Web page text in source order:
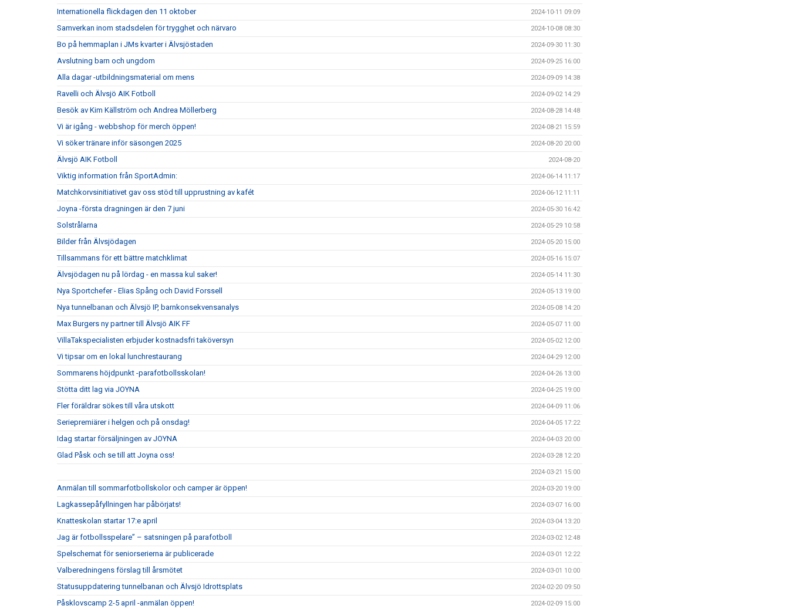
Internationella flickdagen den 11 oktober 2024-10-11 09:09
Samverkan inom stadsdelen för trygghet och närvaro 2024-10-08 08:30
Bo på hemmaplan i JMs kvarter i Älvsjöstaden 2024-09-30 11:30
Avslutning barn och ungdom 2024-09-25 16:00
Alla dagar -utbildningsmaterial om mens 2024-09-09 14:38
Ravelli och Älvsjö AIK Fotboll 2024-09-02 14:29
Besök av Kim Källström och Andrea Möllerberg 2024-08-28 14:48
Vi är igång - webbshop för merch öppen! 2024-08-21 15:59
Vi söker tränare inför säsongen 2025 2024-08-20 20:00
Älvsjö AIK Fotboll 2024-08-20
Viktig information från SportAdmin: 2024-06-14 11:17
Matchkorvsinitiativet gav oss stöd till upprustning av kafét 2024-06-12 11:11
Joyna -första dragningen är den 7 juni 2024-05-30 16:42
Solstrålarna 2024-05-29 10:58
Bilder från Älvsjödagen 2024-05-20 15:00
Tillsammans för ett bättre matchklimat 2024-05-16 15:07
Älvsjödagen nu på lördag - en massa kul saker! 2024-05-14 11:30
Nya Sportchefer - Elias Spång och David Forssell 2024-05-13 19:00
Nya tunnelbanan och Älvsjö IP, barnkonsekvensanalys 2024-05-08 14:20
Max Burgers ny partner till Älvsjö AIK FF 2024-05-07 11:00
VillaTakspecialisten erbjuder kostnadsfri taköversyn 2024-05-02 12:00
Vi tipsar om en lokal lunchrestaurang 2024-04-29 12:00
Sommarens höjdpunkt -parafotbollsskolan! 2024-04-26 13:00
Stötta ditt lag via JOYNA 2024-04-25 19:00
Fler föräldrar sökes till våra utskott 2024-04-09 11:06
Seriepremiärer i helgen och på onsdag! 2024-04-05 17:22
Idag startar försäljningen av JOYNA 2024-04-03 20:00
Glad Påsk och se till att Joyna oss! 2024-03-28 12:20
2024-03-21 15:00
Anmälan till sommarfotbollskolor och camper är öppen! 2024-03-20 19:00
Lagkassepåfyllningen har påbörjats! 2024-03-07 16:00
Knatteskolan startar 17:e april 2024-03-04 13:20
Jag är fotbollsspelare” – satsningen på parafotboll 2024-03-02 12:48
Spelschemat för seniorserierna är publicerade 2024-03-01 12:22
Valberedningens förslag till årsmötet 2024-03-01 10:00
Statusuppdatering tunnelbanan och Älvsjö Idrottsplats 2024-02-20 09:50
Påsklovscamp 2-5 april -anmälan öppen! 2024-02-09 15:00